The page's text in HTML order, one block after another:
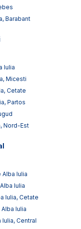
Barabant
Iulia
Micesti
Cetate
Partos
Nord-Est
Iulia
Iulia
Iulia, Cetate
Iulia
Central